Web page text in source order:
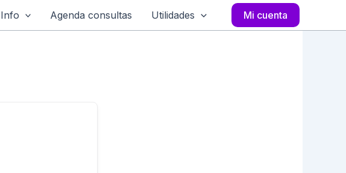
Info Agenda consultas Utilidades Mi cuenta